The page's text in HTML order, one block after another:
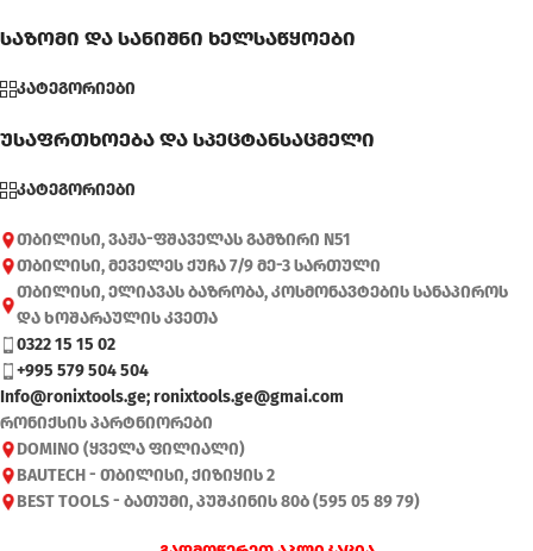
საზომი და სანიშნი ხელსაწყოები
კატეგორიები
უსაფრთხოება და სპეცტანსაცმელი
კატეგორიები
თბილისი, ვაჟა-ფშაველას გამზირი N51
თბილისი, მეველეს ქუჩა 7/9 მე-3 სართული
თბილისი, ელიავას ბაზრობა, კოსმონავტების სანაპიროს
და ხოშარაულის კვეთა
0322 15 15 02
+995 579 504 504
Info@ronixtools.ge; ronixtools.ge@gmai.com
რონიქსის პარტნიორები
DOMINO (ყველა ფილიალი)
BAUTECH - თბილისი, ქიზიყის 2
BEST TOOLS - ბათუმი, პუშკინის 80ბ (595 05 89 79)